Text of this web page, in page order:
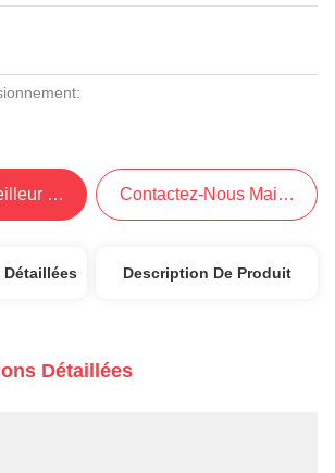
Prix Contactez-Nous Maintenant
Description De Produit
Détaillées